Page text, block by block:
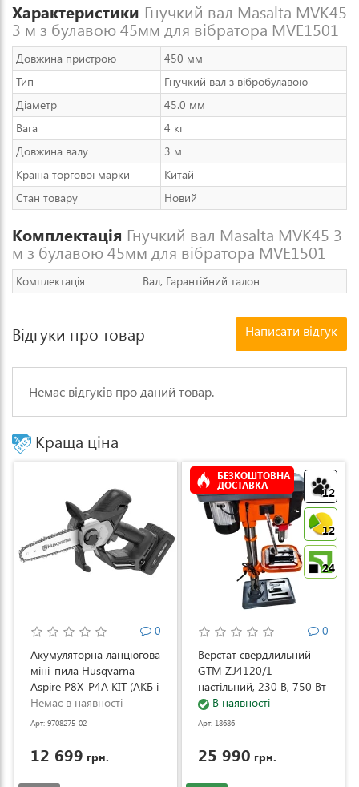
Характеристики Гнучкий вал Masalta MVK45
3 м з булавою 45мм для вібратора MVE1501
Довжина пристрою
450 мм
Тип
Гнучкий вал з вібробулавою
Діаметр
45.0 мм
Вага
4 кг
Довжина валу
3 м
Країна торгової марки
Китай
Стан товару
Новий
Комплектація Гнучкий вал Masalta MVK45 3
м з булавою 45мм для вібратора MVE1501
Комплектація Вал, Гарантійний талон
Відгуки про товар Написати відгук
Немає відгуків про даний товар.
Краща ціна
0
Акумуляторна ланцюгова
міні-пила Husqvarna
Aspire P8X-P4A KIT (АКБ і
ЗП) (9708275-02)
Немає в наявності
Арт: 9708275-02
12 699 грн.
12
12
24
БЕЗКОШТОВНА
ДОСТАВКА
0
Верстат свердлильний
GTM ZJ4120/1
настільний, 230 В, 750 Вт
(ZJ4120/1)
В наявності
Арт: 18686
25 990 грн.